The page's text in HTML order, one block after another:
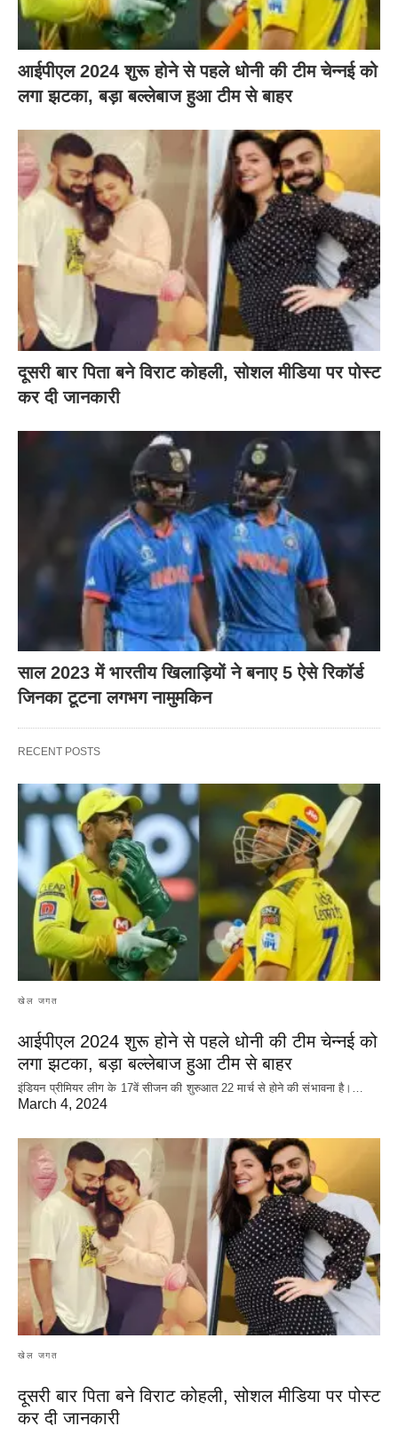
आईपीएल 2024 शुरू होने से पहले धोनी की टीम चेन्नई को
लगा झटका, बड़ा बल्लेबाज हुआ टीम से बाहर
दूसरी बार‌ पिता बने विराट कोहली, सोशल मीडिया पर पोस्ट
कर दी‌ जानकारी
साल 2023 में भारतीय खिलाड़ियों ने बनाए 5 ऐसे रिकॉर्ड
जिनका टूटना लगभग नामुमकिन
RECENT POSTS
खेल जगत
आईपीएल 2024 शुरू होने से पहले धोनी की टीम चेन्नई को
लगा झटका, बड़ा बल्लेबाज हुआ टीम से बाहर
इंडियन प्रीमियर लीग के 17वें सीजन की शुरुआत 22 मार्च से होने की संभावना है।…
March 4, 2024
खेल जगत
दूसरी बार‌ पिता बने विराट कोहली, सोशल मीडिया पर पोस्ट
कर दी‌ जानकारी